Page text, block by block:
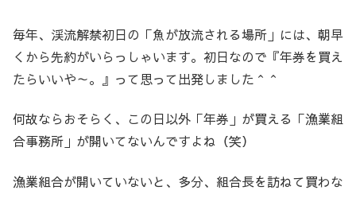
毎年、渓流解禁初日の「魚が放流される場所」には、朝早
くから先約がいらっしゃいます。初日なので『年券を買え
たらいいや～。』って思って出発しました＾＾
何故ならおそらく、この日以外「年券」が買える「漁業組
合事務所」が開いてないんですよね（笑）
漁業組合が開いていないと、多分、組合長を訪ねて買わな